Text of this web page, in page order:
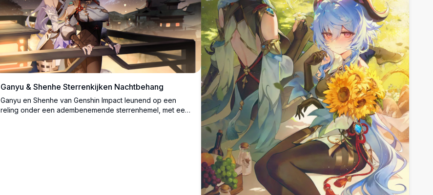
Ganyu & Shenhe Sterrenkijken Nachtbehang
Ganyu en Shenhe van Genshin Impact leunend op een
reling onder een adembenemende sterrenhemel, met een